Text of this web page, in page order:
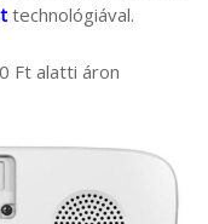
technológiával.
Ft alatti áron